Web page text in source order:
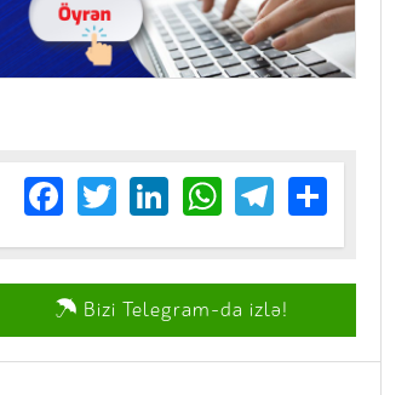
Facebook
TwitterLinkedIn
WhatsApp
Telegram
Share
Bizi Telegram-da izlə!